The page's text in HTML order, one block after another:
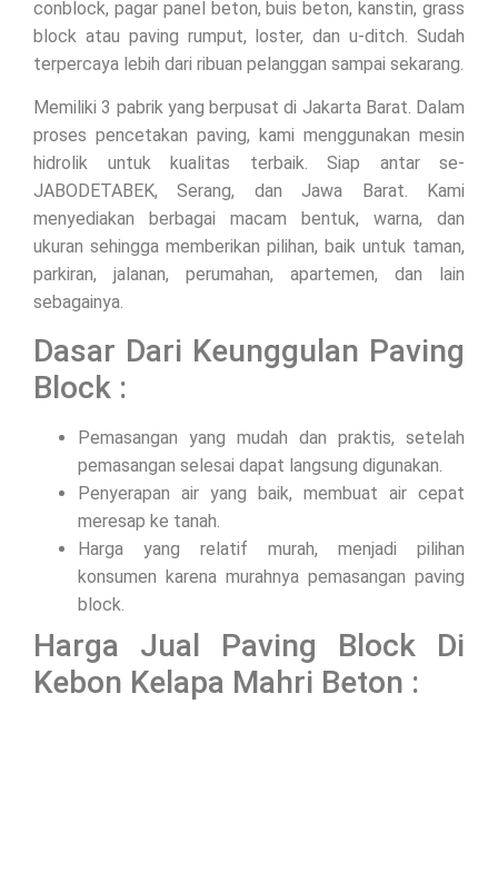
conblock, pagar panel beton, buis beton, kanstin, grass
block atau paving rumput, loster, dan u-ditch. Sudah
terpercaya lebih dari ribuan pelanggan sampai sekarang.
Memiliki 3 pabrik yang berpusat di Jakarta Barat. Dalam
proses pencetakan paving, kami menggunakan mesin
hidrolik untuk kualitas terbaik. Siap antar se-
JABODETABEK, Serang, dan Jawa Barat. Kami
menyediakan berbagai macam bentuk, warna, dan
ukuran sehingga memberikan pilihan, baik untuk taman,
parkiran, jalanan, perumahan, apartemen, dan lain
sebagainya.
Dasar Dari Keunggulan Paving
Block :
Pemasangan yang mudah dan praktis, setelah
pemasangan selesai dapat langsung digunakan.
Penyerapan air yang baik, membuat air cepat
meresap ke tanah.
Harga yang relatif murah, menjadi pilihan
konsumen karena murahnya pemasangan paving
block.
Harga Jual Paving Block Di
Kebon Kelapa Mahri Beton :